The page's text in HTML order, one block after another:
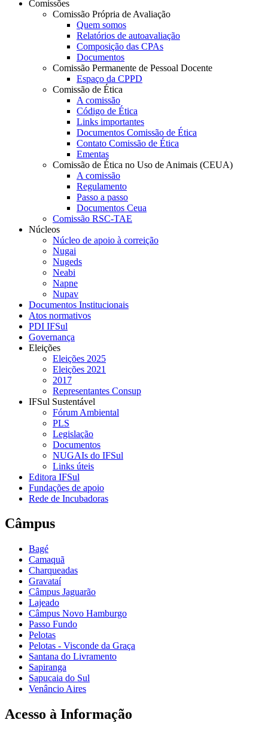
Comissões
Comissão Própria de Avaliação
Quem somos
Relatórios de autoavaliação
Composição das CPAs
Documentos
Comissão Permanente de Pessoal Docente
Espaço da CPPD
Comissão de Ética
A comissão
Código de Ética
Links importantes
Documentos Comissão de Ética
Contato Comissão de Ética
Ementas
Comissão de Ética no Uso de Animais (CEUA)
A comissão
Regulamento
Passo a passo
Documentos Ceua
Comissão RSC-TAE
Núcleos
Núcleo de apoio à correição
Nugai
Nugeds
Neabi
Napne
Nupav
Documentos Institucionais
Atos normativos
PDI IFSul
Governança
Eleições
Eleições 2025
Eleições 2021
2017
Representantes Consup
IFSul Sustentável
Fórum Ambiental
PLS
Legislação
Documentos
NUGAIs do IFSul
Links úteis
Editora IFSul
Fundações de apoio
Rede de Incubadoras
Câmpus
Bagé
Camaquã
Charqueadas
Gravataí
Câmpus Jaguarão
Lajeado
Câmpus Novo Hamburgo
Passo Fundo
Pelotas
Pelotas - Visconde da Graça
Santana do Livramento
Sapiranga
Sapucaia do Sul
Venâncio Aires
Acesso à Informação